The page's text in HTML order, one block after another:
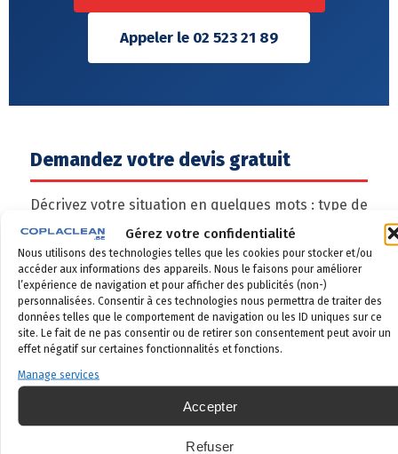
Gérez votre confidentialité
Nous utilisons des technologies telles que les cookies pour stocker et/ou
accéder aux informations des appareils. Nous le faisons pour améliorer
l’expérience de navigation et pour afficher des publicités (non-)
personnalisées. Consentir à ces technologies nous permettra de traiter des
données telles que le comportement de navigation ou les ID uniques sur ce
site. Le fait de ne pas consentir ou de retirer son consentement peut avoir un
effet négatif sur certaines fonctionnalités et fonctions.
Manage services
Accepter
Refuser
Appeler le 02 523 21 89
Demandez votre devis gratuit
Décrivez votre situation en quelques mots : type de
logement, superficie approximative, signes
observés. Un technicien CoplaClean vous répond
sous 24 heures ouvrables et vous propose un
diagnostic sur place sans engagement.
Prénom
Nom